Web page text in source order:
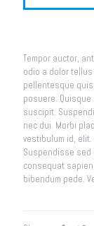
Tempor auctor,
odio a dolor
pellentesque
posuere.
suscipit.
nec dui. Morbi
vestibulum id,
Suspendisse sed
consequat
bibendum pede.